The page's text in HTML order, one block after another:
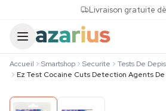
Livraison gratuite
Accueil Smartshop Securite
Tests De
Ez Test Cocaine Cuts Detection Agents De